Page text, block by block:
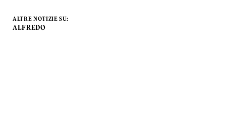
ALTRE NOTIZIE SU:
ALFREDO